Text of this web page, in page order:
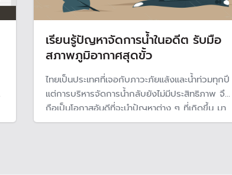
เรียนรู้ปัญหาจัดการน้ำในอดีต รับมือ
สภาพภูมิอากาศสุดขั้ว
ไทยเป็นประเทศที่เจอกับภาวะภัยแล้งและน้ำท่วมทุกปี
แต่การบริหารจัดการน้ำกลับยังไม่มีประสิทธิภาพ จึง
ถือเป็นโอกาสอันดีที่จะนำปัญหาต่าง ๆ ที่เกิดขึ้น มา
เป็นบทเรียนแก้ไขรับมือภัยพิบัติที่จะเกิดขึ้นในอนาคต